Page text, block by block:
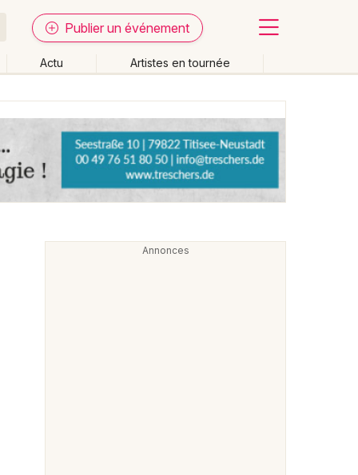
Publier un événement
Actu Artistes en tournée
Effacer les dates
end